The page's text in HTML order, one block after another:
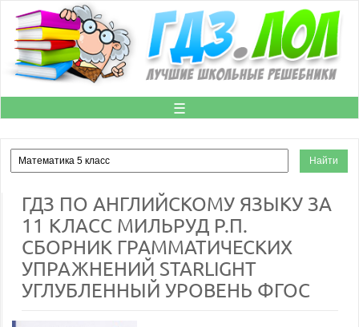
☰
ГДЗ ПО АНГЛИЙСКОМУ ЯЗЫКУ ЗА
11 КЛАСС МИЛЬРУД Р.П.
СБОРНИК ГРАММАТИЧЕСКИХ
УПРАЖНЕНИЙ STARLIGHT
УГЛУБЛЕННЫЙ УРОВЕНЬ ФГОС